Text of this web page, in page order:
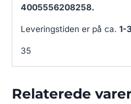
4005556208258.
Leveringstiden er på ca. 1-
35
Relaterede